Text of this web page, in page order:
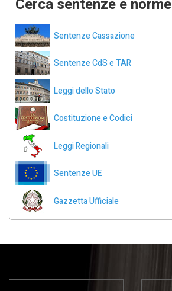
Cerca sentenze e norme
Sentenze Cassazione
Sentenze CdS e TAR
Leggi dello Stato
Costituzione e Codici
Leggi Regionali
Sentenze UE
Gazzetta Ufficiale